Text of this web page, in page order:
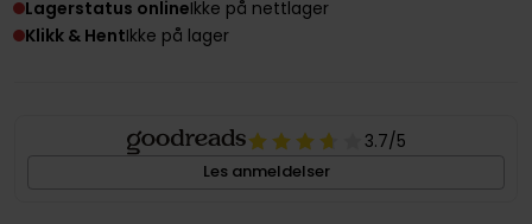
Lagerstatus onlineIkke på nettlager
Klikk & HentIkke på lager
3.7/5
Les anmeldelser